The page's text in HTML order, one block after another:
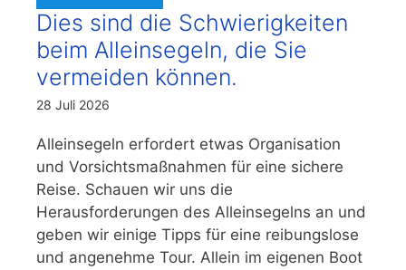
Dies sind die Schwierigkeiten
beim Alleinsegeln, die Sie
vermeiden können.
28 Juli 2026
Alleinsegeln erfordert etwas Organisation
und Vorsichtsmaßnahmen für eine sichere
Reise. Schauen wir uns die
Herausforderungen des Alleinsegelns an und
geben wir einige Tipps für eine reibungslose
und angenehme Tour. Allein im eigenen Boot